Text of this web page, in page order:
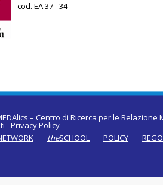
cod. EA 37 - 34
– Centro di Ricerca per le
-Privacy Policy
theSCHOOL POLICY